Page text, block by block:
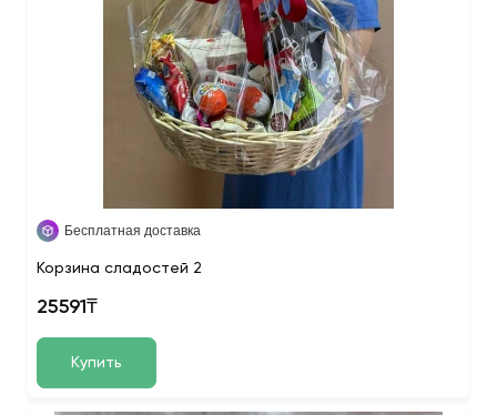
Бесплатная доставка
Корзина сладостей 2
25591₸
Купить